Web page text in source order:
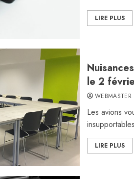
LIRE PLUS
le 2
WEBMASTER
Les avions
LIRE PLUS